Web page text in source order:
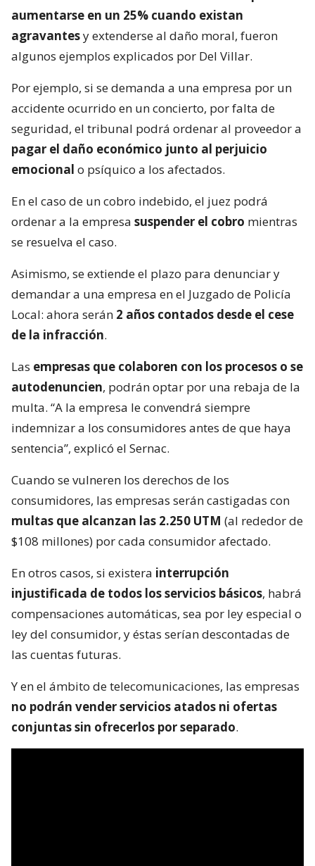
aumentarse en un 25% cuando existan
agravantesy extenderse al daño moral, fueron
algunos ejemplos explicados por Del Villar.
Por ejemplo, si se demanda a una empresa por un
accidente ocurrido en un concierto, por falta de
seguridad, el tribunal podrá ordenar al proveedor a
pagar el daño económico junto al perjuicio
emocional o psíquico a los afectados.
En el caso de un cobro indebido, el juez podrá
ordenar a la empresa suspender el cobro mientras
se resuelva el caso.
Asimismo, se extiende el plazo para denunciar y
demandar a una empresa en el Juzgado de Policía
Local: ahora serán 2 años contados desde el cese
de la infracción.
Las empresas que colaboren con los procesos o se
autodenuncien, podrán optar por una rebaja de la
multa. “A la empresa le convendrá siempre
indemnizar a los consumidores antes de que haya
sentencia”, explicó el Sernac.
Cuando se vulneren los derechos de los
consumidores, las empresas serán castigadas con
multas que alcanzan las 2.250 UTM (al rededor de
$108 millones) por cada consumidor afectado.
En otros casos, si existera interrupción
injustificada de todos los servicios básicos, habrá
compensaciones automáticas, sea por ley especial o
ley del consumidor, y éstas serían descontadas de
las cuentas futuras.
Y en el ámbito de telecomunicaciones, las empresas
no podrán vender servicios atados ni ofertas
conjuntas sin ofrecerlos por separado.